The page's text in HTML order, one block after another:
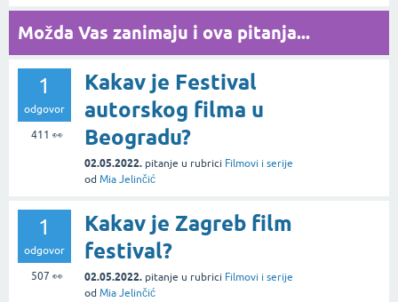
Možda Vas zanimaju i ova pitanja...
1
odgovor
411 👀
Kakav je Festival
autorskog filma u
Beogradu?
02.05.2022. pitanje u rubrici Filmovi i serije
od Mia Jelinčić
1
odgovor
507 👀
Kakav je Zagreb film
festival?
02.05.2022. pitanje u rubrici Filmovi i serije
od Mia Jelinčić